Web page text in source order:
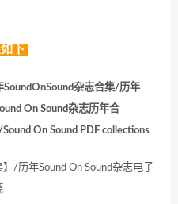
下
杂志合集/历年
On Sound杂志历年合
On Sound PDF collections
】/历年Sound On Sound杂志电子